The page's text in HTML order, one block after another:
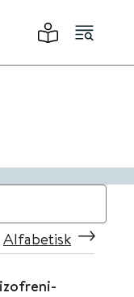
Alfabetisk